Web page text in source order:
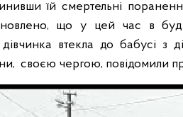
їй смертельні
що у цей час в
втекла до бабусі з
своєю чергою, повідомили